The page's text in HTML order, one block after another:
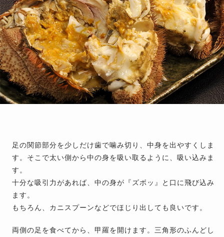
足の関節部分を少しだけ歯で噛み切り、中身を出やすくしま
す。そこで太い側から中の身を吸い取るように、吸い込みま
す。
十分な吸引力があれば、中の身が『ズボッ』と口に飛び込み
ます。
もちろん、カニスプーンなどでほじり出しても良いです。
両側の足を食べてから、甲羅を開けます。三角形のふんどし